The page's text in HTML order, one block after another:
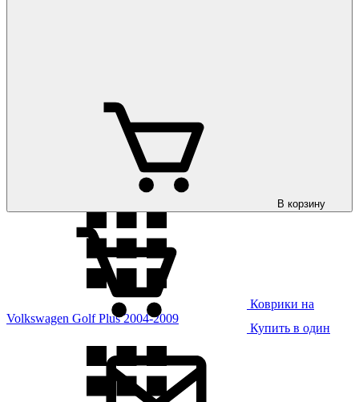
Коврики на
Volkswagen Golf Plus 2004-2009
В корзину
Купить в один